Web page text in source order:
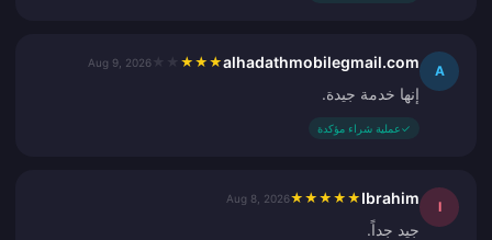
A
alhadathmobilegmail.com
★
★
★
Aug 9, 2026
إنها خدمة جيدة.
✓عملية شراء مؤكدة
I
Ibrahim
★
★
★
★
★
Aug 8, 2026
جيد جداً.